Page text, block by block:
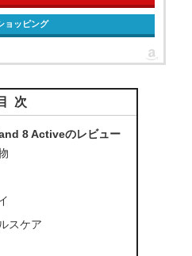
ョッピング
次
8 Activeのレビュー
スケア